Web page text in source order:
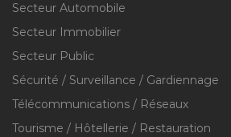
Secteur Automobile
Secteur Immobilier
Secteur Public
Sécurité / Surveillance / Gardiennage
Télécommunications / Réseaux
Tourisme / Hôtellerie / Restauration